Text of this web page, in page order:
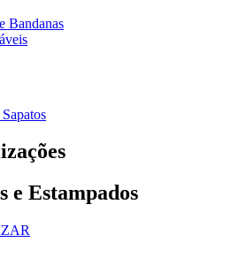
Bandanas
e Estampados